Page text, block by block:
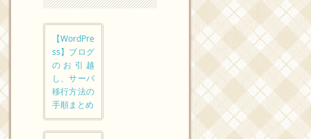
【WordPre
ss】ブログ
のお引越
し、サーバ
移行方法の
手順まとめ